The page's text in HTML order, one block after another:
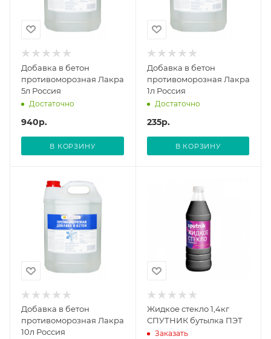
Добавка в бетон
противоморозная Лакра
5л Россия
Достаточно
940р.
В КОРЗИНУ
Добавка в бетон
противоморозная Лакра
1л Россия
Достаточно
235р.
В КОРЗИНУ
Добавка в бетон
противоморозная Лакра
10л Россия
Жидкое стекло 1,4кг
СПУТНИК бутылка ПЭТ
Заказать